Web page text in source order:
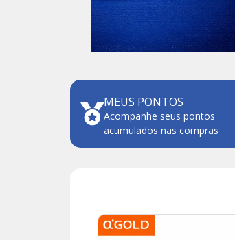
MEUS PONTOS
Acompanhe seus pontos
acumulados nas compras